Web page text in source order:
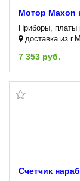
Мотор Maxon
Приборы, платы
доставка из
7 353 руб.
Счетчик